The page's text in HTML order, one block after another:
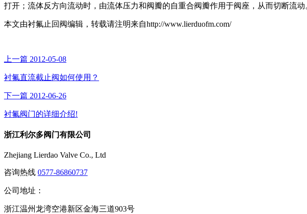
打开；流体反方向流动时，由流体压力和阀瓣的自重合阀瓣作用于阀座，从而切断流动
本文由衬氟止回阀编辑，转载请注明来自http://www.lierduofm.com/
上一篇 2012-05-08
衬氟直流截止阀如何使用？
下一篇 2012-06-26
衬氟阀门的详细介绍!
浙江利尔多阀门有限公司
Zhejiang Lierdao Valve Co., Ltd
咨询热线 0577-86860737
公司地址：
浙江温州龙湾空港新区金海三道903号